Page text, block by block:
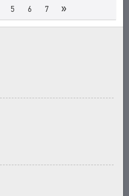
5 6 7 »